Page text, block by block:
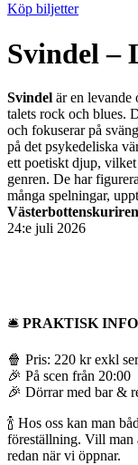
Köp biljetter
Svindel –
Svindel är en
talets rock och blues.
och fokuserar på
på det psykedeliska
ett poetiskt djup,
genren. De har
många spelningar,
Västerbottenskuriren
24:e juli 2026
🛎 PRAKTISK
🍿 Pris: 220 kr exkl
🎉 På scen från 20:00
🎉 Dörrar med bar &
🍾 Hos oss kan man
föreställning. Vill man
redan när vi öppnar.